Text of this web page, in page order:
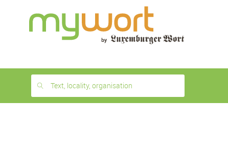
month
free
Text, locality, organisation